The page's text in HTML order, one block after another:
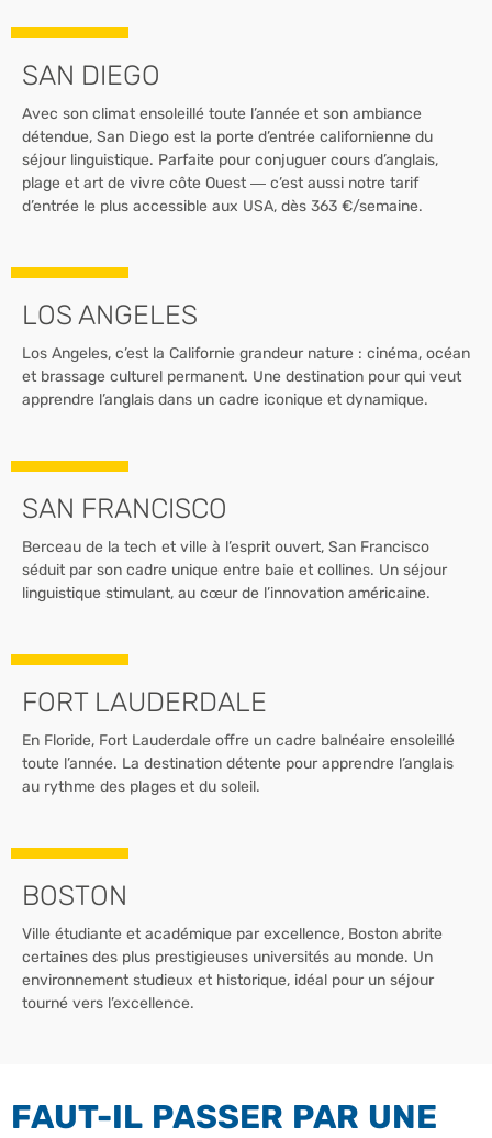
SAN DIEGO
Avec son climat ensoleillé toute l’année et son ambiance
détendue, San Diego est la porte d’entrée californienne du
séjour linguistique. Parfaite pour conjuguer cours d’anglais,
plage et art de vivre côte Ouest — c’est aussi notre tarif
d’entrée le plus accessible aux USA, dès 363 €/semaine.
LOS ANGELES
Los Angeles, c’est la Californie grandeur nature : cinéma, océan
et brassage culturel permanent. Une destination pour qui veut
apprendre l’anglais dans un cadre iconique et dynamique.
SAN FRANCISCO
Berceau de la tech et ville à l’esprit ouvert, San Francisco
séduit par son cadre unique entre baie et collines. Un séjour
linguistique stimulant, au cœur de l’innovation américaine.
FORT LAUDERDALE
En Floride, Fort Lauderdale offre un cadre balnéaire ensoleillé
toute l’année. La destination détente pour apprendre l’anglais
au rythme des plages et du soleil.
BOSTON
Ville étudiante et académique par excellence, Boston abrite
certaines des plus prestigieuses universités au monde. Un
environnement studieux et historique, idéal pour un séjour
tourné vers l’excellence.
FAUT-IL PASSER PAR UNE